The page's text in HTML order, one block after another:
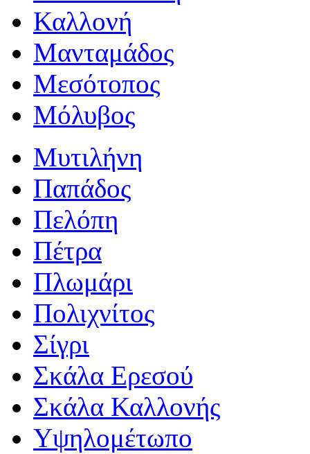
Καλλονή
Μανταμάδος
Μεσότοπος
Μόλυβος
Μυτιλήνη
Παπάδος
Πελόπη
Πέτρα
Πλωμάρι
Πολιχνίτος
Σίγρι
Σκάλα Ερεσού
Σκάλα Καλλονής
Υψηλομέτωπο